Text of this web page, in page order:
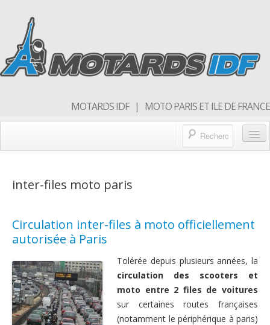
MOTARDS IDF | MOTO PARIS ET ILE DE FRANCE
Forum
Qui sommes nous
Rejoins nous
Nous contacter
inter-files moto paris
Circulation inter-files à moto officiellement
autorisée à Paris
Tolérée depuis plusieurs années, la
circulation des scooters et
moto entre 2 files de voitures
sur certaines routes françaises
(notamment le périphérique à paris)